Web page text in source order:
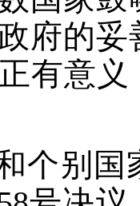
府的
有意
个别